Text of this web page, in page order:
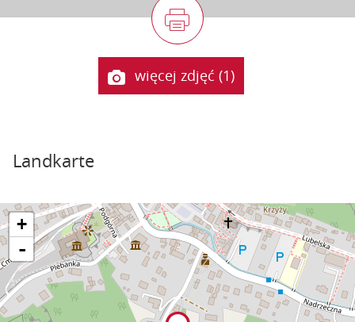
więcej zdjęć (1)
Landkarte
+
-